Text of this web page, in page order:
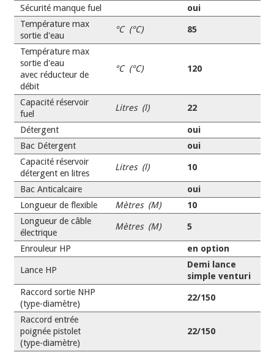
Sécurité manque fuel
oui
Température max
sortie d'eau
°C (°C) 85
Température max
sortie d'eau
avec réducteur de
débit
°C (°C) 120
Capacité réservoir
fuel
Litres (l) 22
Détergent
oui
Bac Détergent
oui
Capacité réservoir
détergent en litres
Litres (l) 10
Bac Anticalcaire
oui
Longueur de flexible
Mètres (M)
10
Longueur de câble
électrique
Mètres (M) 5
Enrouleur HP en option
Lance HP
Demi lance
simple venturi
Raccord sortie NHP
(type-diamètre)
22/150
Raccord entrée
poignée pistolet
(type-diamètre)
22/150